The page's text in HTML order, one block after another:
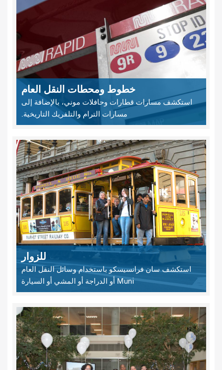
خطوط ومحطات النقل العام
استكشف مسارات قطارات وحافلات موني، بالإضافة إلى
مسارات الترام والتلفريك التاريخية.
للزوار
استكشف سان فرانسيسكو باستخدام وسائل النقل العام
Muni أو الدراجة أو المشي أو السيارة